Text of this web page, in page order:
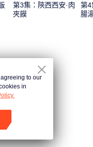
第3集：陝西西安·肉
夾饃
第4
腸
to our
in